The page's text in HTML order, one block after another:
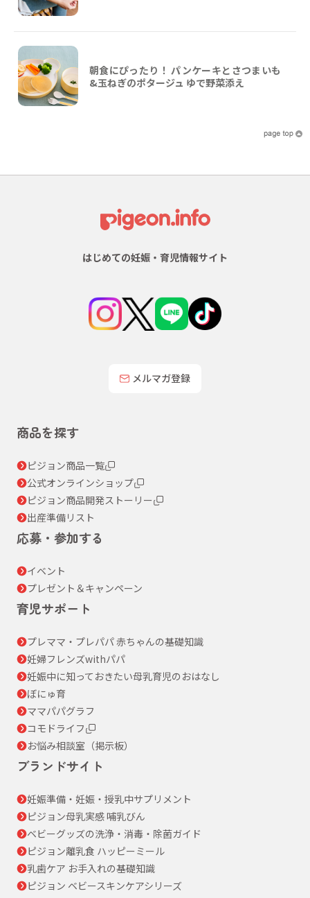
朝食にぴったり！ パンケーキとさつまいも
&玉ねぎのポタージュ ゆで野菜添え
はじめての妊娠・育児情報サイト
メルマガ登録
商品を探す
ピジョン商品一覧
公式オンラインショップ
ピジョン商品開発ストーリー
出産準備リスト
応募・参加する
イベント
プレゼント＆キャンペーン
育児サポート
プレママ・プレパパ 赤ちゃんの基礎知識
妊婦フレンズwithパパ
妊娠中に知っておきたい母乳育児のおはなし
ぼにゅ育
ママパパグラフ
コモドライフ
お悩み相談室（掲示板）
ブランドサイト
妊娠準備・妊娠・授乳中サプリメント
ピジョン母乳実感 哺乳びん
ベビーグッズの洗浄・消毒・除菌ガイド
ピジョン離乳食 ハッピーミール
乳歯ケア お手入れの基礎知識
ピジョン ベビースキンケアシリーズ